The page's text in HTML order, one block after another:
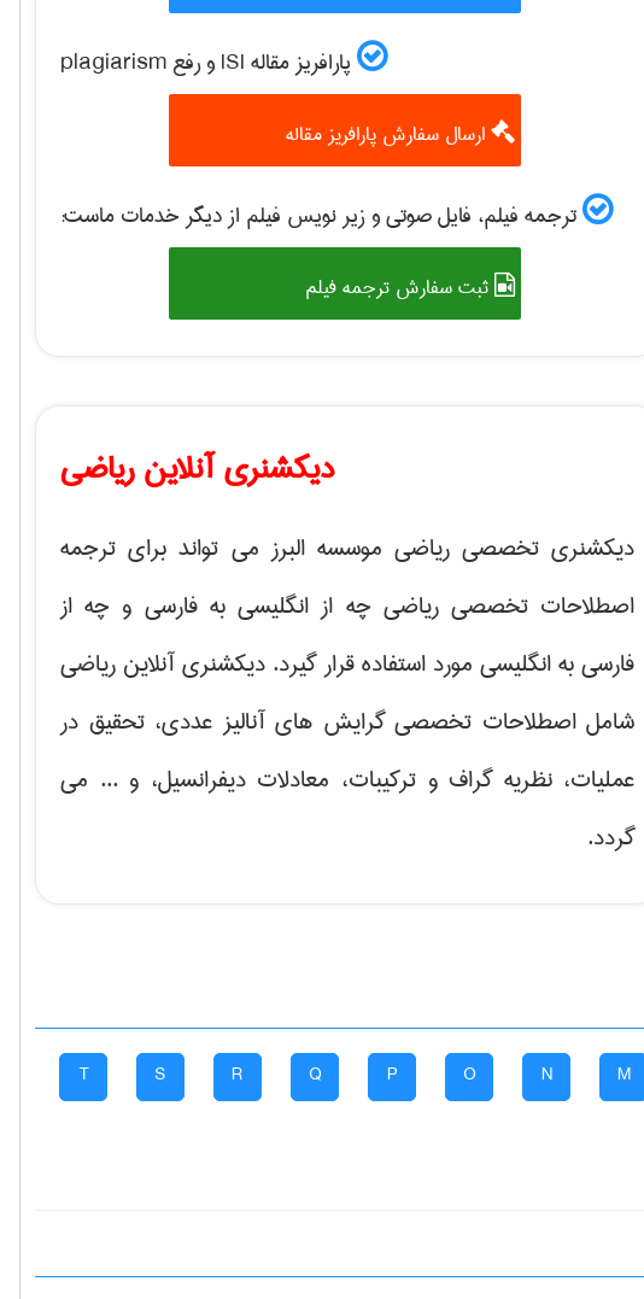
پارافریز مقاله ISI و رفع plagiarism
ارسال سفارش پارافریز مقاله
ترجمه فیلم، فایل صوتی و زیر نویس فیلم از دیگر خدمات ماست:
ثبت سفارش ترجمه فیلم
دیکشنری آنلاین ریاضی
دیکشنری تخصصی ریاضی موسسه البرز می تواند برای ترجمه
اصطلاحات تخصصی ریاضی چه از انگلیسی به فارسی و چه از
فارسی به انگلیسی مورد استفاده قرار گیرد. دیکشنری آنلاین ریاضی
شامل اصطلاحات تخصصی گرایش هایآنالیز عددی، تحقیق در
عملیات، نظریه گراف و تركیبات، معادلات دیفرانسیل، و ... می
گردد.
M
N
O
P
Q
R
S
T